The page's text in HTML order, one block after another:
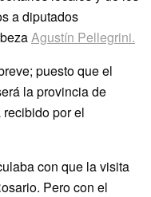
a diputados
Agustín Pellegrini.
puesto que el
la provincia de
por el
con que la visita
Pero con el